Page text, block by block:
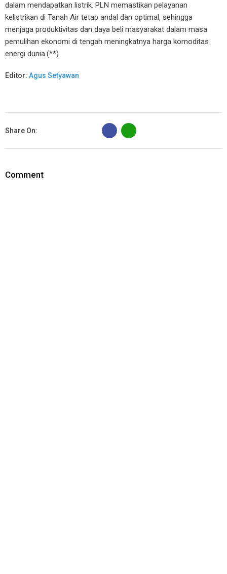
dalam mendapatkan listrik. PLN memastikan pelayanan
kelistrikan di Tanah Air tetap andal dan optimal, sehingga
menjaga produktivitas dan daya beli masyarakat dalam masa
pemulihan ekonomi di tengah meningkatnya harga komoditas
energi dunia.(**)
Editor: Agus Setyawan
Share On:
B
Comment